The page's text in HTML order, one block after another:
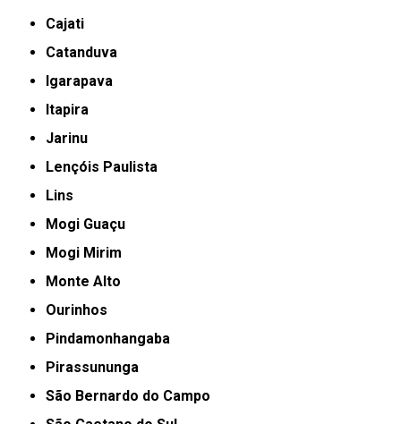
Cajati
Catanduva
Igarapava
Itapira
Jarinu
Lençóis Paulista
Lins
Mogi Guaçu
Mogi Mirim
Monte Alto
Ourinhos
Pindamonhangaba
Pirassununga
São Bernardo do Campo